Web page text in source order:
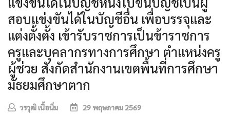
สอบแข่งขันได้ในบัญชีอื่น เพื่อบรรจุและ
แต่งตั้งตั้ง เข้ารับราชการเป็นข้าราชการ
ครูและบุคลากรทางการศึกษา ตำแหน่งครู
ผู้ช่วย สังกัดสำนักงานเขตพื้นที่การศึกษา
มัธยมศึกษาตาก
วรวุฒิ เนื้อนิ่ม 29 พฤษภาคม 2569